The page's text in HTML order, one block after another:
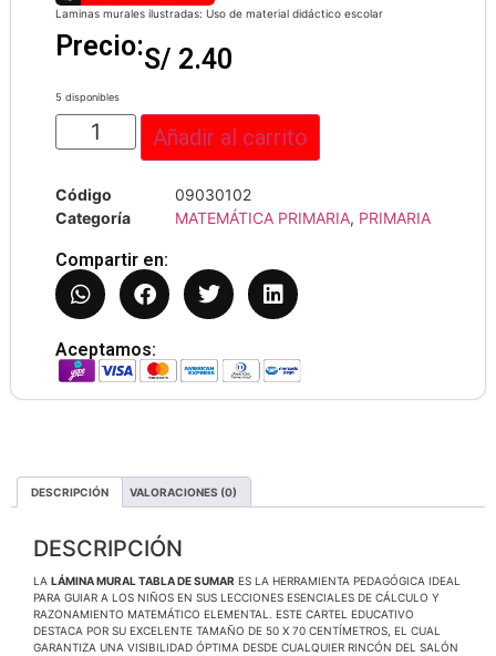
Laminas murales ilustradas: Uso de material didáctico escolar
Precio:S/ 2.40
5 disponibles
Añadir al carrito
Código
09030102
Categoría
MATEMÁTICA PRIMARIA, PRIMARIA
Compartir en:
Aceptamos:
DESCRIPCIÓN VALORACIONES (0)
DESCRIPCIÓN
LA LÁMINA MURAL TABLA DE SUMAR ES LA HERRAMIENTA PEDAGÓGICA IDEAL
PARA GUIAR A LOS NIÑOS EN SUS LECCIONES ESENCIALES DE CÁLCULO Y
RAZONAMIENTO MATEMÁTICO ELEMENTAL. ESTE CARTEL EDUCATIVO
DESTACA POR SU EXCELENTE TAMAÑO DE 50 X 70 CENTÍMETROS, EL CUAL
GARANTIZA UNA VISIBILIDAD ÓPTIMA DESDE CUALQUIER RINCÓN DEL SALÓN